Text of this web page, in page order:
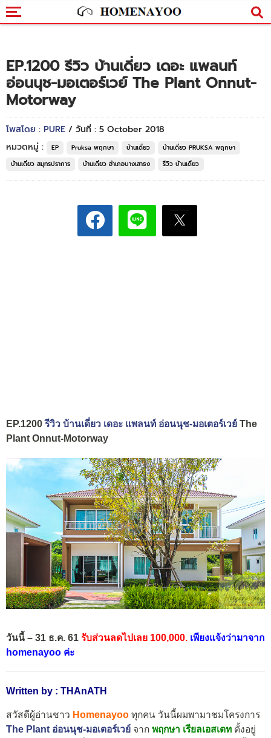
EP.1200 รีวิว บ้านเดี่ยว เดอะ แพลนท์
อ่อนนุช-มอเตอร์เวย์ The Plant Onnut-
Motorway
โพสโดย : PURE / วันที่ : 5 October 2018
หมวดหมู่ :
EP Pruksa พฤกษา บ้านเดี่ยว
บ้านเดี่ยว PRUKSA พฤกษา
บ้านเดี่ยว สมุทรปราการ
บ้านเดี่ยว อำเภอบางเสาธง รีวิว บ้านเดี่ยว
EP.1200รีวิว บ้านเดี่ยว เดอะ แพลนท์ อ่อนนุช-มอเตอร์เวย์ The
Plant Onnut-Motorway
วันนี้ – 31 ธ.ค. 61 รับส่วนลดไปเลย 100,000. เพียงแจ้งว่ามาจาก
homenayoo ค่ะ
Written by : THAnATH
สวัสดีผู้อ่านชาว Homenayoo ทุกคน วันนี้ผมพามาชมโครงการ
The Plant อ่อนนุช-มอเตอร์เวย์ จาก พฤกษา เรียลเอสเตท ตั้งอยู่